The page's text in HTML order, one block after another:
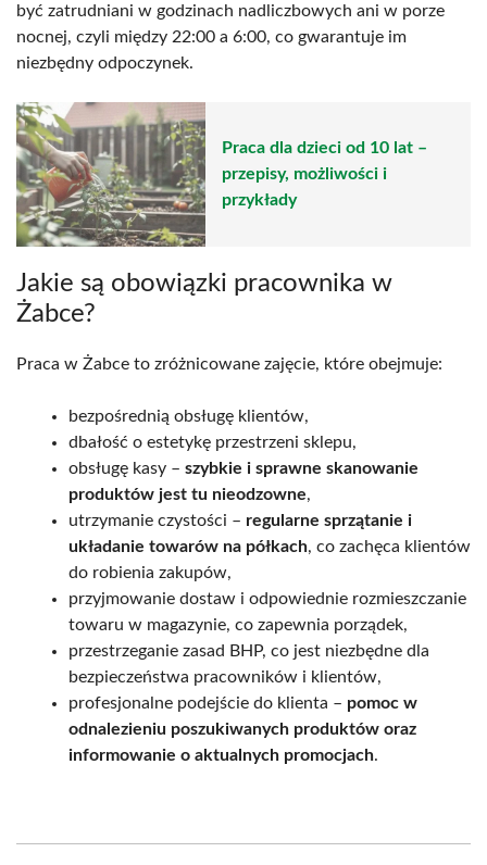
być zatrudniani w godzinach nadliczbowych ani w porze
nocnej, czyli między 22:00 a 6:00, co gwarantuje im
niezbędny odpoczynek.
Praca dla dzieci od 10 lat –
przepisy, możliwości i
przykłady
Jakie są obowiązki pracownika w
Żabce?
Praca w Żabce to zróżnicowane zajęcie, które obejmuje:
bezpośrednią obsługę klientów,
dbałość o estetykę przestrzeni sklepu,
obsługę kasy – szybkie i sprawne skanowanie
produktów jest tu nieodzowne,
utrzymanie czystości – regularne sprzątanie i
układanie towarów na półkach, co zachęca klientów
do robienia zakupów,
przyjmowanie dostaw i odpowiednie rozmieszczanie
towaru w magazynie, co zapewnia porządek,
przestrzeganie zasad BHP, co jest niezbędne dla
bezpieczeństwa pracowników i klientów,
profesjonalne podejście do klienta – pomoc w
odnalezieniu poszukiwanych produktów oraz
informowanie o aktualnych promocjach.